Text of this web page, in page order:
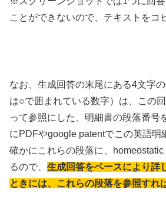
ことができないので、テキストをコ
なお、生成回答の末尾にある4文字
は○で囲まれている数字）は、この
って参照にした、明細書の段落番号
にPDFやgoogle patentでこの英語明
確かにこれらの段落に、
るので、 生成回答をベースにより詳
ときには、これらの段落を参照すれ